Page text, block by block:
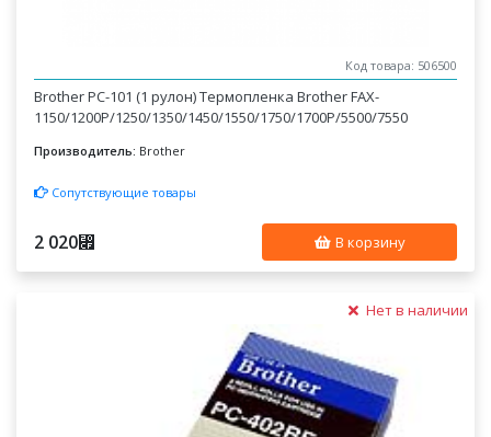
Код товара: 506500
Brother PC-101 (1 рулон) Термопленка Brother FAX-
1150/1200P/1250/1350/1450/1550/1750/1700P/5500/7550
Производитель: Brother
Сопутствующие товары
2 020⃏ В корзину
Нет в наличии